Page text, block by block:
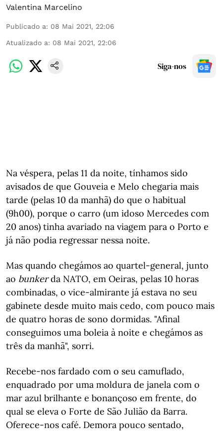
Valentina Marcelino
Publicado a: 08 Mai 2021, 22:06
Atualizado a: 08 Mai 2021, 22:06
Siga-nos
Na véspera, pelas 11 da noite, tínhamos sido
avisados de que Gouveia e Melo chegaria mais
tarde (pelas 10 da manhã) do que o habitual
(9h00), porque o carro (um idoso Mercedes com
20 anos) tinha avariado na viagem para o Porto e
já não podia regressar nessa noite.
Mas quando chegámos ao quartel-general, junto
ao bunkerda NATO, em Oeiras, pelas 10 horas
combinadas, o vice-almirante já estava no seu
gabinete desde muito mais cedo, com pouco mais
de quatro horas de sono dormidas. "Afinal
conseguimos uma boleia à noite e chegámos as
três da manhã", sorri.
Recebe-nos fardado com o seu camuflado,
enquadrado por uma moldura de janela com o
mar azul brilhante e bonançoso em frente, do
qual se eleva o Forte de São Julião da Barra.
Oferece-nos café. Demora pouco sentado,